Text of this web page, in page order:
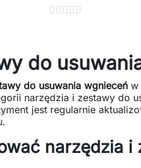
    
Dodaj do koszyka
do
do usuwania wgnieceń w
narzędzia i zestawy do
jest regularnie
narzędzia